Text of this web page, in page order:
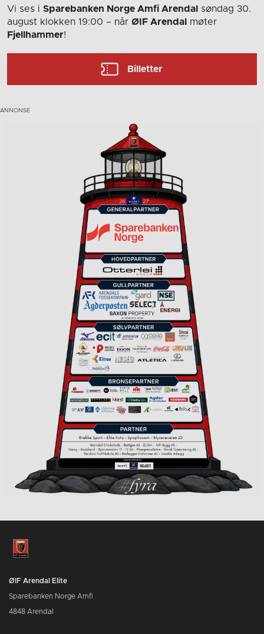
Vi ses i Sparebanken Norge Amfi Arendal
søndag 30.
august klokken 19:00 – når ØIF Arendal
møter
Fjellhammer!
Billetter
ØIF Arendal Elite
Sparebanken Norge Amfi
4848 Arendal